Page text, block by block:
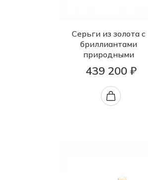
Серьги из золота с
бриллиантами
природными
439 200 ₽